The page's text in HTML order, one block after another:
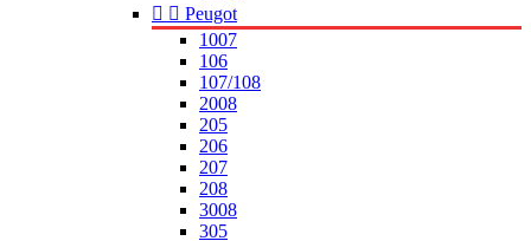
  Peugot
1007
106
107/108
2008
205
206
207
208
3008
305